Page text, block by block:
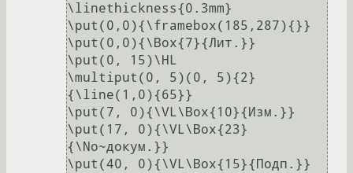
\linethickness{0.3mm}
\put(0,0){\framebox(185,287){}}
\put(0,0){\Box{7}{Лит.}}
\put(0, 15)\HL
\multiput(0, 5)(0, 5){2}
{\line(1,0){65}}
\put(7, 0){\VL\Box{10}{Изм.}}
\put(17, 0){\VL\Box{23}
{\No~докум.}}
\put(40, 0){\VL\Box{15}{Подп.}}